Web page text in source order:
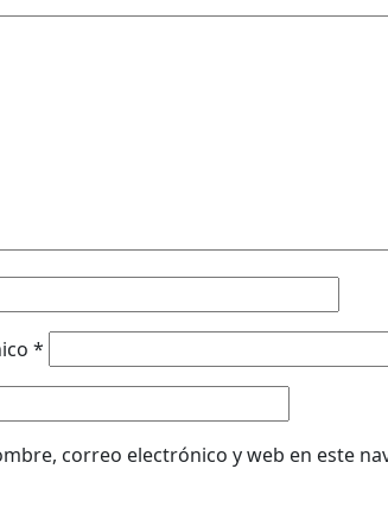
*
correo electrónico y web en este